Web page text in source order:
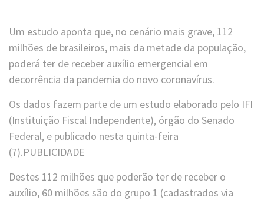
Um estudo aponta que, no cenário mais grave, 112
milhões de brasileiros, mais da metade da população,
poderá ter de receber auxílio emergencial em
decorrência da pandemia do novo coronavírus.
Os dados fazem parte de um estudo elaborado pelo IFI
(Instituição Fiscal Independente), órgão do Senado
Federal, e publicado nesta quinta-feira
(7).PUBLICIDADE
Destes 112 milhões que poderão ter de receber o
auxílio, 60 milhões são do grupo 1 (cadastrados via